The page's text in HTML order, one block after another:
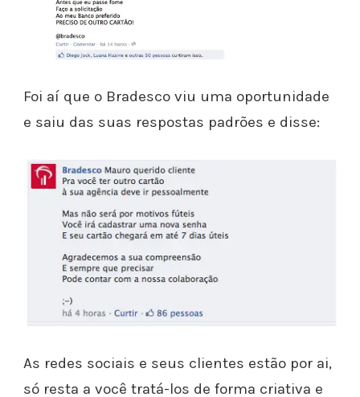
Foi aí que o Bradesco viu uma oportunidade
e saiu das suas respostas padrões e disse:
As redes sociais e seus clientes estão por ai,
só resta a você tratá-los de forma criativa e